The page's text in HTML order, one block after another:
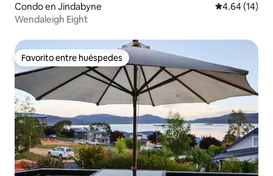
Condo en Jindabyne Calificación
4.64 (14)
Wendaleigh Eight
Favorito entre huéspedes
Favorito entre huéspedes